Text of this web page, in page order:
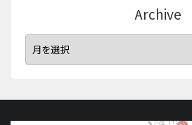
Archive